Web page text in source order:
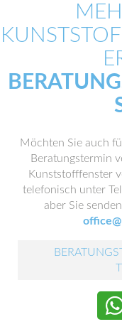
Möchten Sie auch
Beratungstermin
Kunststofffenster
telefonisch unter
aber Sie